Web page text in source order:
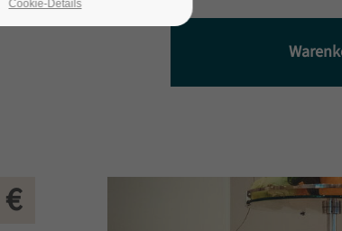
€
Cookie-Details